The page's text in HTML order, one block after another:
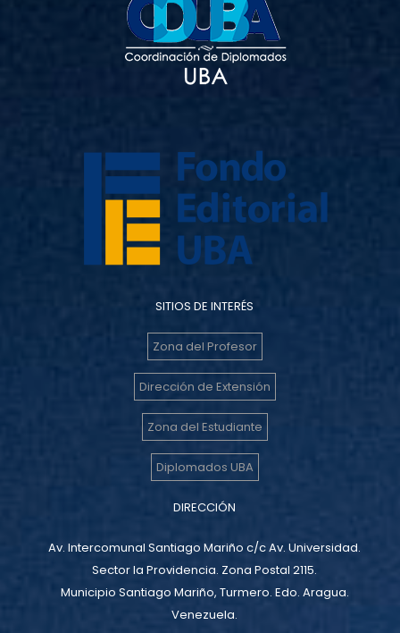
SITIOS DE INTERÉS
Zona del Profesor
Dirección de Extensión
Zona del Estudiante
Diplomados UBA
DIRECCIÓN
Av. Intercomunal Santiago Mariño c/c Av. Universidad.
Sector la Providencia. Zona Postal 2115.
Municipio Santiago Mariño, Turmero. Edo. Aragua.
Venezuela.